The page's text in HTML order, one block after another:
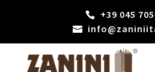
+39 045